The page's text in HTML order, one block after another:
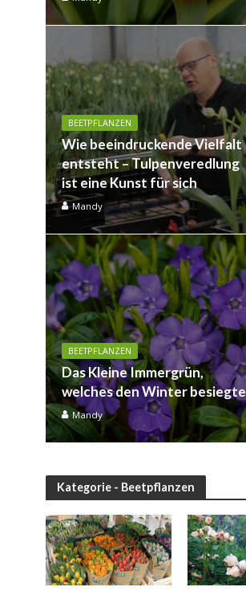
BEETPFLANZEN
Wie beeindruckende Vielfalt
entsteht – Tulpenveredlung
ist eine Kunst für sich
Mandy
BEETPFLANZEN
Das Kleine Immergrün,
welches den Winter besiegte
Mandy
Kategorie - Beetpflanzen